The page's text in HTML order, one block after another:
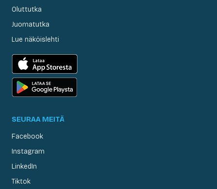
Oluttutka
Juomatutka
Lue näköislehti
SEURAA MEITÄ
Facebook
Instagram
LinkedIn
Tiktok